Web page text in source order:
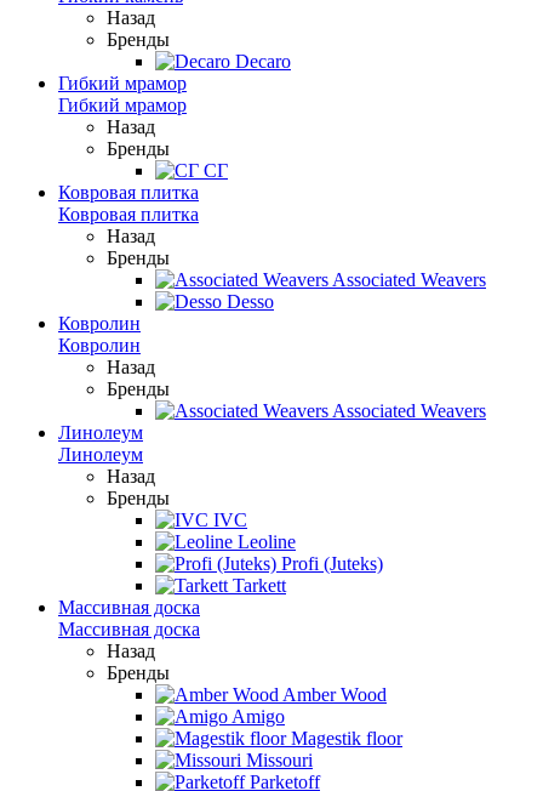
Назад
Бренды
Decaro
Гибкий мрамор
Гибкий мрамор
Назад
Бренды
СГ
Ковровая плитка
Ковровая плитка
Назад
Бренды
Associated Weavers
Desso
Ковролин
Ковролин
Назад
Бренды
Associated Weavers
Линолеум
Линолеум
Назад
Бренды
IVC
Leoline
Profi (Juteks)
Tarkett
Массивная доска
Массивная доска
Назад
Бренды
Amber Wood
Amigo
Magestik floor
Missouri
Parketoff